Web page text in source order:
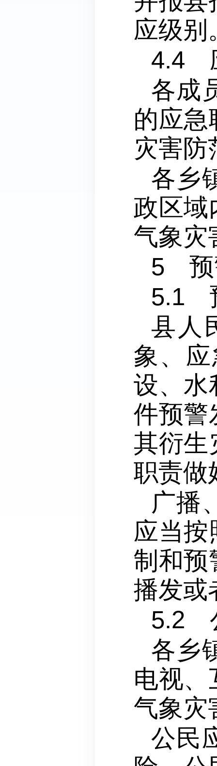
应级别
4.4
各成
的应急
灾害防
各乡
政区域
气象灾
5 预
5.1
县人
象、
设、水
件预警
其衍生
职责做
广播
应当按
制和预
播发或
5.2
各乡
电视、
气象灾
公民